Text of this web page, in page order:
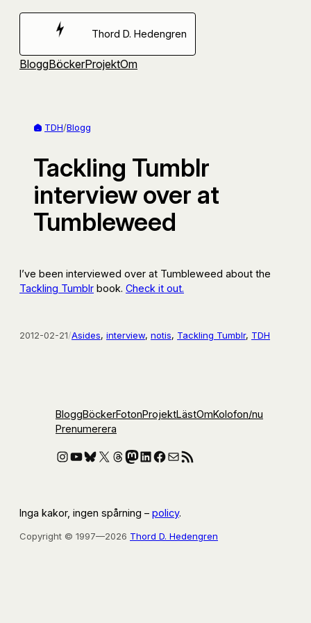
Hoppa
Thord D. Hedengren
BloggBöckerProjektOm
TDH/Blogg
Tackling Tumblr
interview over at
Tumbleweed
I’ve been interviewed over at Tumbleweed about the
Tackling Tumblr book. Check it out.
2012-02-21/Asides, interview, notis, Tackling Tumblr, TDH
BloggBöckerFotonProjektLästOmKolofon/nu
Prenumerera
Instagram
YouTube
Bluesky
X Threads
Mastodon
LinkedIn
Facebook
E-postRSS-flöde
Inga kakor, ingen spårning – policy.
Copyright © 1997—2026 Thord D. Hedengren